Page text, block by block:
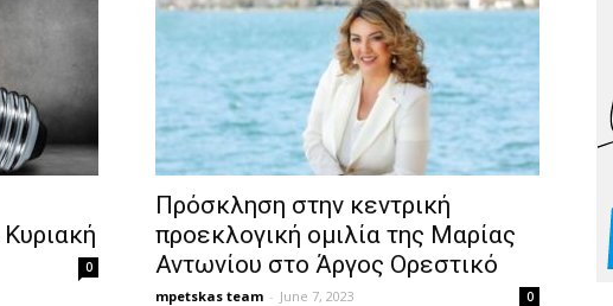
0
Πρόσκληση στην κεντρική
προεκλογική ομιλία της Μαρίας
Αντωνίου στο Άργος Ορεστικό
mpetskas team - June 7, 2023 0